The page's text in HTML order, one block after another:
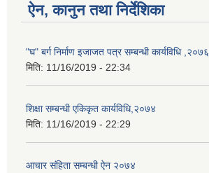
ऐन, कानुन तथा निर्देशिका
"घ" बर्ग निर्माण इजाजत पत्र सम्बन्धी कार्यविधि ,२०७६
मिति: 11/16/2019 - 22:34
शिक्षा सम्बन्धी एकिकृत कार्यविधि,२०७४
मिति: 11/16/2019 - 22:29
आचार संहिता सम्बन्धी ऐन २०७४